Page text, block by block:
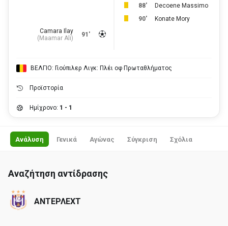
88'
Decoene Massimo
90'
Konate Mory
91'
Camara Ilay
( Maamar Ali)
ΒΕΛΓΙΟ: Γιούπιλερ Λιγκ: Πλέι οφ Πρωταθλήματος
Προϊστορία
Ημίχρονο: 1 - 1
Ανάλυση Γενικά Αγώνας Σύγκριση Σχόλια
Αναζήτηση αντίδρασης
ΑΝΤΕΡΛΕΧΤ